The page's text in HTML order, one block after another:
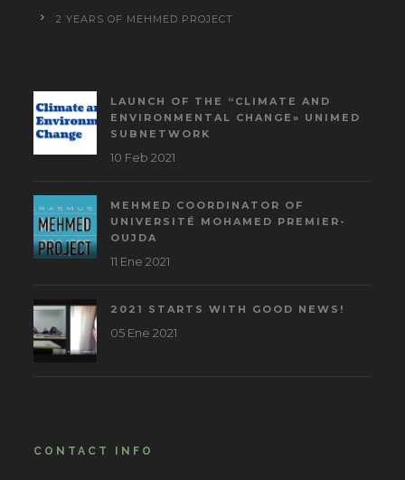
2 YEARS OF MEHMED PROJECT
LAUNCH OF THE “CLIMATE AND
ENVIRONMENTAL CHANGE» UNIMED
SUBNETWORK
10 Feb 2021
MEHMED COORDINATOR OF
UNIVERSITÉ MOHAMED PREMIER-
OUJDA
11 Ene 2021
2021 STARTS WITH GOOD NEWS!
05 Ene 2021
CONTACT INFO